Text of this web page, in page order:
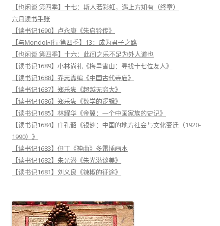
【也闲谈·第四季】十七：斯人若彩虹，遇上方知有（终章）
六月读书手账
【读书记1690】卢永康《朱启钤传》
【与Mondo同行·第四季】13：成为君子之路
【也闲谈·第四季】十六：此间之乐不足为外人道也
【读书记1689】小林尚礼《梅里雪山：寻找十七位友人》
【读书记1688】乔志霞编《中国古代寺庙》
【读书记1687】郑乐隽《超越无穷大》
【读书记1686】郑乐隽《数学的逻辑》
【读书记1685】林耀华《金翼：一个中国家族的史记》
【读书记1684】庄孔韶《银翅：中国的地方社会与文化变迁（1920-
1990）》
【读书记1683】但丁《神曲》多雷插画本
【读书记1682】朱光潜《朱光潜谈美》
【读书记1681】刘义良《辣椒的征途》